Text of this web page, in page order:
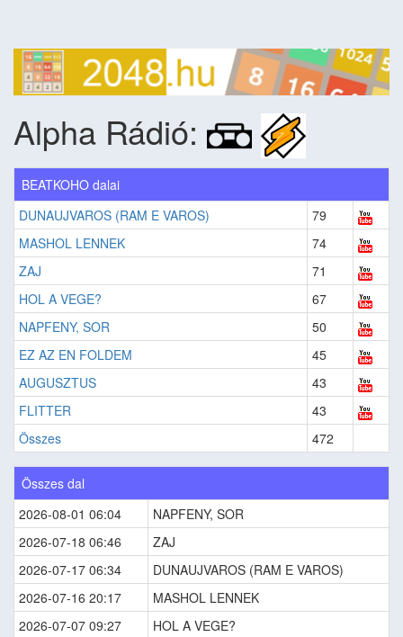
Alpha Rádió:
BEATKOHO dalai
DUNAUJVAROS (RAM E VAROS)
79
MASHOL LENNEK
74
ZAJ
71
HOL A VEGE?
67
NAPFENY, SOR
50
EZ AZ EN FOLDEM
45
AUGUSZTUS
43
FLITTER
43
Összes
472
Összes dal
2026-08-01 06:04
NAPFENY, SOR
2026-07-18 06:46
ZAJ
2026-07-17 06:34
DUNAUJVAROS (RAM E VAROS)
2026-07-16 20:17
MASHOL LENNEK
2026-07-07 09:27
HOL A VEGE?